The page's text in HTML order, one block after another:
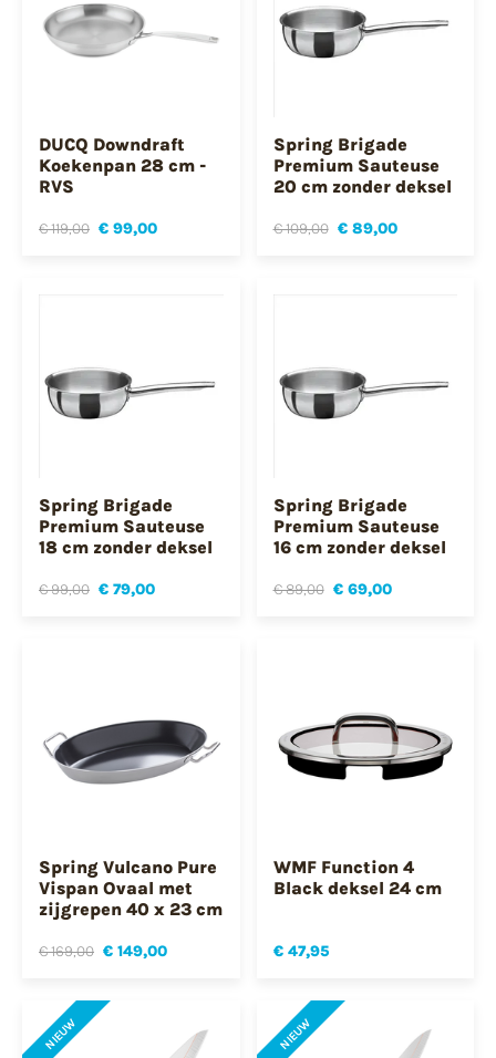
DUCQ Downdraft
Koekenpan 28 cm -
RVS
€ 119,00 € 99,00
Spring Brigade
Premium Sauteuse
20 cm zonder deksel
€ 109,00 € 89,00
Spring Brigade
Premium Sauteuse
18 cm zonder deksel
€ 99,00 € 79,00
Spring Brigade
Premium Sauteuse
16 cm zonder deksel
€ 89,00 € 69,00
Spring Vulcano Pure
Vispan Ovaal met
zijgrepen 40 x 23 cm
€ 169,00 € 149,00
WMF Function 4
Black deksel 24 cm
€ 47,95
NIEUW NIEUW